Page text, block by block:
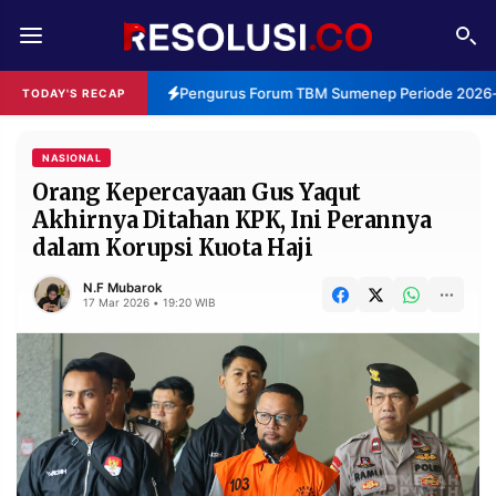
TODAY'S RECAP Pengurus Forum TBM Sumenep Periode
REDAKSI TENTANG
RESOLUSI IKLAN
RUBRIKASI
EDITORIAL AKSARA
FINANSIA PERSONA
DAERAH NASIONAL
MANCA SPORT
INFORMASI
NASIONAL
Orang Kepercayaan Gus Yaqut
Akhirnya Ditahan KPK, Ini Perannya
dalam Korupsi Kuota Haji
N.F Mubarok
17 Mar 2026 • 19:20 WIB